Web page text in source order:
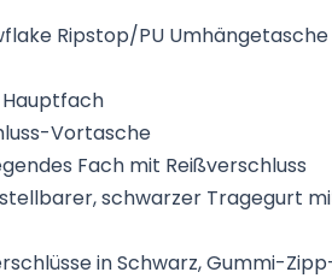
Ripstop/PU Umhängetasche
Hauptfach
Vortasche
Fach mit Reißverschluss
schwarzer Tragegurt
in Schwarz, Gummi-